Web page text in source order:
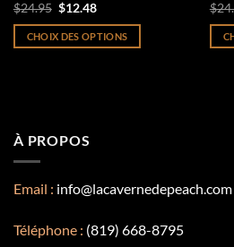
$24.95 Le
initial
était :
$12.48Le
actuel
est :
CHOIX DES OPTIONS
variations.
Les
peuvent
choisies
$
À PROPOS
Email : info@lacavernedepeach.com
Téléphone : (819) 668-8795